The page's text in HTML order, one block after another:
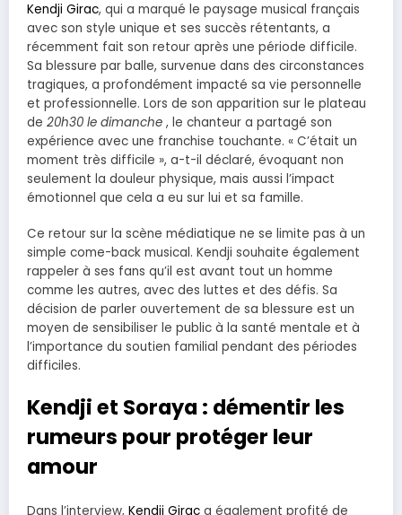
Kendji Girac, qui a marqué le paysage musical français
avec son style unique et ses succès rétentants, a
récemment fait son retour après une période difficile.
Sa blessure par balle, survenue dans des circonstances
tragiques, a profondément impacté sa vie personnelle
et professionnelle. Lors de son apparition sur le plateau
de 20h30 le dimanche , le chanteur a partagé son
expérience avec une franchise touchante. « C’était un
moment très difficile », a-t-il déclaré, évoquant non
seulement la douleur physique, mais aussi l’impact
émotionnel que cela a eu sur lui et sa famille.
Ce retour sur la scène médiatique ne se limite pas à un
simple come-back musical. Kendji souhaite également
rappeler à ses fans qu’il est avant tout un homme
comme les autres, avec des luttes et des défis. Sa
décision de parler ouvertement de sa blessure est un
moyen de sensibiliser le public à la santé mentale et à
l’importance du soutien familial pendant des périodes
difficiles.
Kendji et Soraya : démentir les
rumeurs pour protéger leur
amour
Dans l’interview, Kendji Girac a également profité de